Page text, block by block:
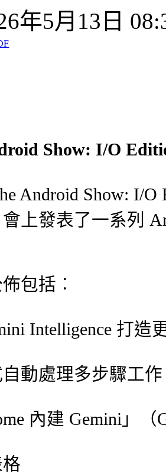
年5月13日
Show: I/O
Android Show: I/O
上發表了一系列
包括︰
Intelligence 打
動處理多步驟工作
內建 Gemini」